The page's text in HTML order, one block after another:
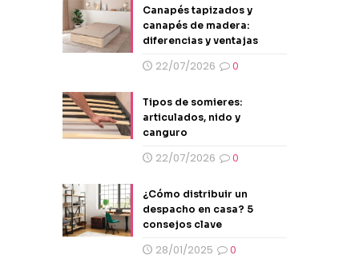
Canapés tapizados y
canapés de madera:
diferencias y ventajas
22/07/2026 0
Tipos de somieres:
articulados, nido y
canguro
22/07/2026 0
¿Cómo distribuir un
despacho en casa? 5
consejos clave
28/01/2025 0